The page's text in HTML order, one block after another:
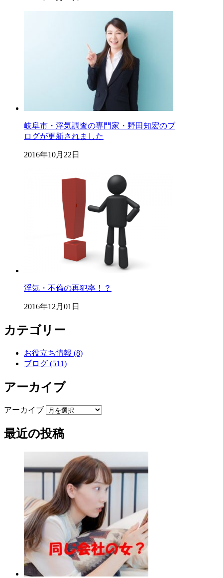
岐阜市・浮気調査の専門家・野田知宏のブ
ログが更新されました
2016年10月22日
浮気・不倫の再犯率！？
2016年12月01日
カテゴリー
お役立ち情報 (8)
ブログ (511)
アーカイブ
アーカイブ
最近の投稿